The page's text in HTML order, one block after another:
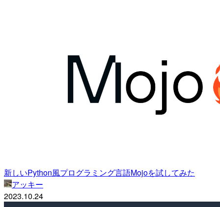
新しいPython風プログラミング言語Mojoを試してみた
アッキー
2023.10.24